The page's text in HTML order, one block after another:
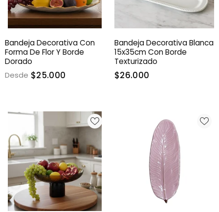
Bandeja Decorativa Con
Forma De Flor Y Borde
Dorado
Desde $25.000
Bandeja Decorativa Blanca
15x35cm Con Borde
Texturizado
$26.000